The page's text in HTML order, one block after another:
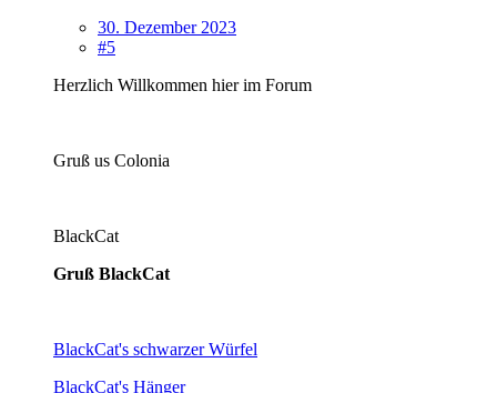
30. Dezember 2023
#5
Herzlich Willkommen hier im Forum
Gruß us Colonia
BlackCat
Gruß BlackCat
BlackCat's schwarzer Würfel
BlackCat's Hänger